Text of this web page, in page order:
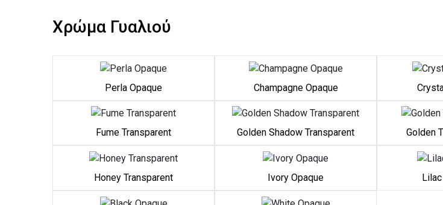
Χρώμα Γυαλιού
Perla Opaque Champagne Opaque
Fume Transparent Golden Shadow Transparent Golden
Honey Transparent Ivory Opaque